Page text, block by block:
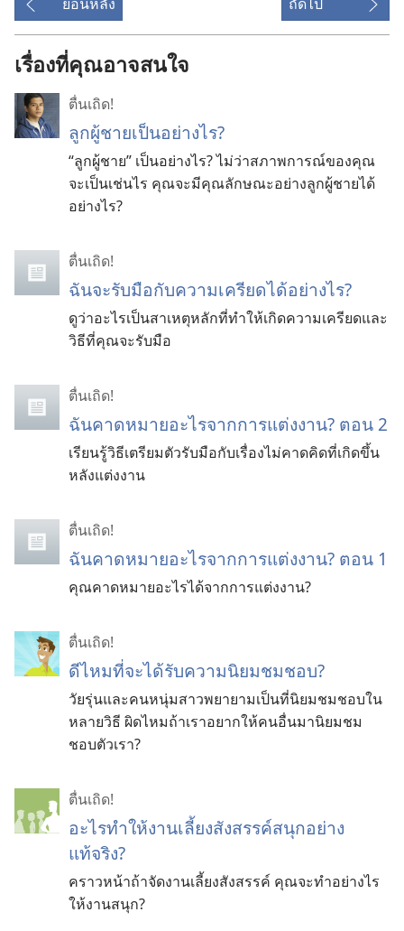
เรื่องที่คุณอาจสนใจ
ตื่นเถิด!
ลูกผู้ชายเป็นอย่างไร?
“ลูกผู้ชาย” เป็นอย่างไร? ไม่ว่าสภาพการณ์ของคุณ
จะเป็นเช่นไร คุณจะมีคุณลักษณะอย่างลูกผู้ชายได้​
อย่างไร?
ตื่นเถิด!
ฉันจะรับมือกับความเครียดได้อย่างไร?
ดูว่าอะไรเป็นสาเหตุหลักที่ทำให้เกิดความเครียดและ
วิธีที่คุณจะรับมือ
ตื่นเถิด!
ฉันคาดหมายอะไรจากการแต่งงาน? ตอน 2
เรียนรู้วิธีเตรียมตัวรับมือกับเรื่องไม่คาดคิดที่เกิดขึ้น
หลังแต่งงาน
ตื่นเถิด!
ฉันคาดหมายอะไรจากการแต่งงาน? ตอน 1
คุณคาดหมายอะไรได้จากการแต่งงาน?
ตื่นเถิด!
ดีไหมที่จะได้รับความนิยมชมชอบ?
วัยรุ่นและคนหนุ่มสาวพยายามเป็นที่นิยมชมชอบใน
หลายวิธี ผิดไหมถ้าเราอยากให้คนอื่นมานิยมชม
ชอบตัวเรา?
ตื่นเถิด!
อะไรทำให้งานเลี้ยงสังสรรค์สนุกอย่าง
แท้จริง?
คราวหน้าถ้าจัดงานเลี้ยงสังสรรค์ คุณจะทำอย่างไร
ให้งานสนุก?